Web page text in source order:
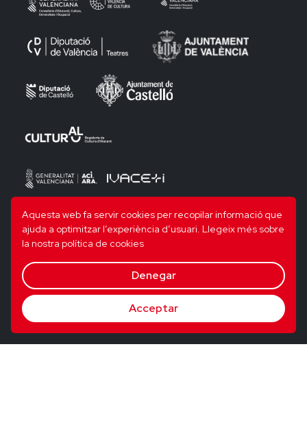
Aquesta web fa servir cookies per recopilar informació que
ajuda a optimitzar l’experiència d’usuari. Llegeix més sobre
la nostra política de cookies
Denegar
Acceptar